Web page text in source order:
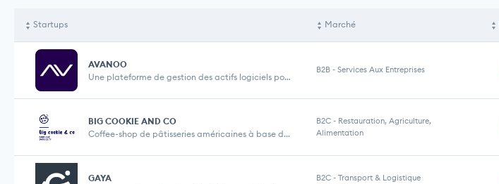
Startups Marché
AVANOO
Une plateforme de gestion des actifs logiciels pou...
B2B - Services Aux Entreprises
BIG COOKIE AND CO
Coffee-shop de pâtisseries américaines à base d...
B2C - Restauration, Agriculture,
Alimentation
GAYA
B2C - Transport & Logistique